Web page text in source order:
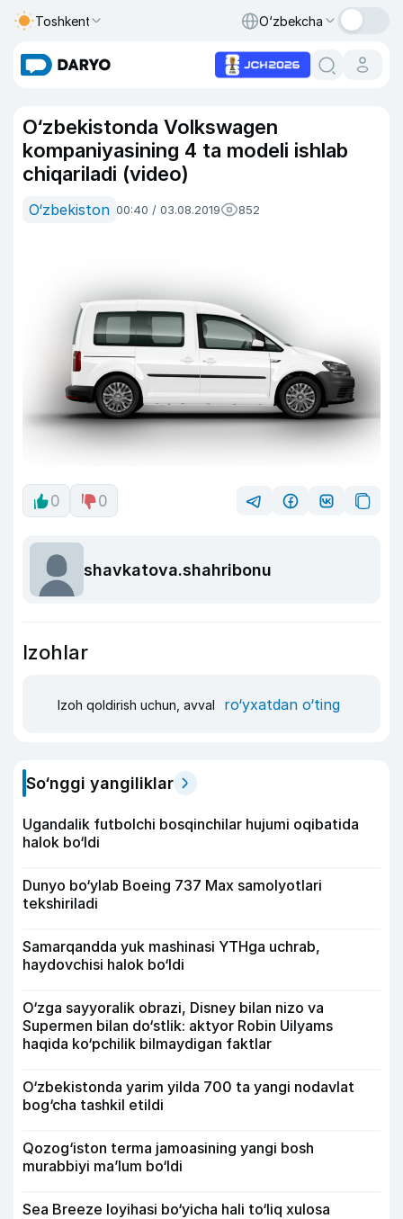
Toshkent O‘zbekcha
O‘zbekistonda Volkswagen
kompaniyasining 4 ta modeli ishlab
chiqariladi (video)
O‘zbekiston 00:40 / 03.08.2019 852
0 0
shavkatova.shahribonu
Izohlar
Izoh qoldirish uchun, avval ro‘yxatdan o‘ting
So‘nggi yangiliklar
Ugandalik futbolchi bosqinchilar hujumi oqibatida
halok bo‘ldi
Dunyo bo‘ylab Boeing 737 Max samolyotlari
tekshiriladi
Samarqandda yuk mashinasi YTHga uchrab,
haydovchisi halok bo‘ldi
O‘zga sayyoralik obrazi, Disney bilan nizo va
Supermen bilan do‘stlik: aktyor Robin Uilyams
haqida ko‘pchilik bilmaydigan faktlar
O‘zbekistonda yarim yilda 700 ta yangi nodavlat
bog‘cha tashkil etildi
Qozog‘iston terma jamoasining yangi bosh
murabbiyi ma’lum bo‘ldi
Sea Breeze loyihasi bo‘yicha hali to‘liq xulosa